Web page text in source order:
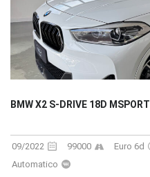
BMW X2 S-DRIVE 18D MSPORT
09/2022 99000 Euro 6d
Automatico